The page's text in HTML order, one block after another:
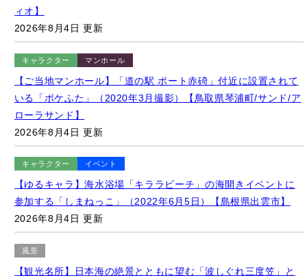
キャラクター
【ご当地マンホール】「道の駅 ポート赤碕」付近に設置されて
いる「ポケふた」（2020年3月撮影）【鳥取県琴浦町/サンド/ア
ローラサンド】
2026年8月4日 更新
キャラクター
【ゆるキャラ】海水浴場「キララビーチ」の海開きイベントに
参加する「しまねっこ」（2022年6月5日）【島根県出雲市】
2026年8月4日 更新
風景
【観光名所】日本海の絶景とともに望む「波しぐれ三度笠」と
「菊港」（2020年6月撮影）【鳥取県琴浦町】
2026年8月4日 更新